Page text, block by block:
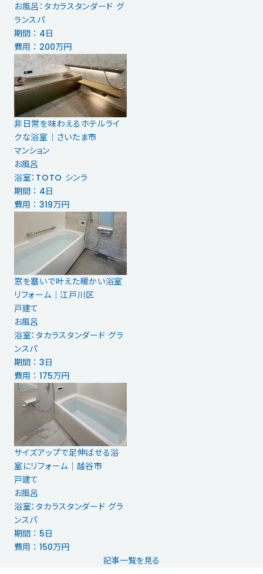
お風呂：タカラスタンダード グ
ランスパ
期間 ： 4日
費用 ： 200万円
非日常を味わえるホテルライ
クな浴室｜さいたま市
マンション
お風呂
浴室：TOTO シンラ
期間 ： 4日
費用 ： 319万円
窓を塞いで叶えた暖かい浴室
リフォーム｜江戸川区
戸建て
お風呂
浴室：タカラスタンダード グラ
ンスパ
期間 ： 3日
費用 ： 175万円
サイズアップで足伸ばせる浴
室にリフォーム｜越谷市
戸建て
お風呂
浴室：タカラスタンダード グラ
ンスパ
期間 ： 5日
費用 ： 150万円
記事一覧を見る